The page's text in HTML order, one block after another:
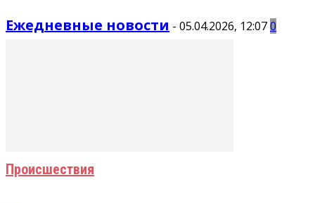
Ежедневные новости - 05.04.2026, 12:070
Происшествия